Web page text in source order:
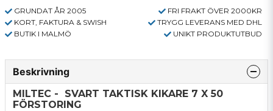
GRUNDAT ÅR 2005
FRI FRAKT ÖVER 2000KR
KORT, FAKTURA & SWISH
TRYGG LEVERANS MED DHL
BUTIK I MALMÖ
UNIKT PRODUKTUTBUD
Beskrivning
MILTEC - SVART TAKTISK KIKARE 7 X 50
FÖRSTORING